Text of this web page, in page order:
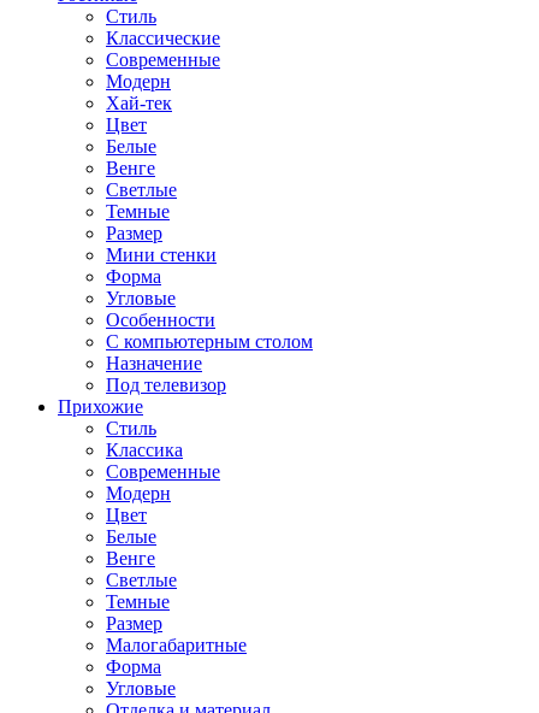
Стиль
Классические
Современные
Модерн
Хай-тек
Цвет
Белые
Венге
Светлые
Темные
Размер
Мини стенки
Форма
Угловые
Особенности
С компьютерным столом
Назначение
Под телевизор
Прихожие
Стиль
Классика
Современные
Модерн
Цвет
Белые
Венге
Светлые
Темные
Размер
Малогабаритные
Форма
Угловые